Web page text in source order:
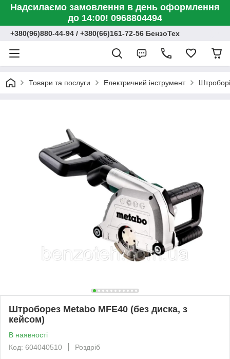
Надсилаємо замовлення в день оформлення
до 14:00! 0968804494
+380(96)880-44-94 / +380(66)161-72-56 БензоТех
Товари та послуги Електричний інструмент
Штроборез Metabo MFE40 (без диска, з
кейсом)
В наявності
Код: 604040510
Роздріб